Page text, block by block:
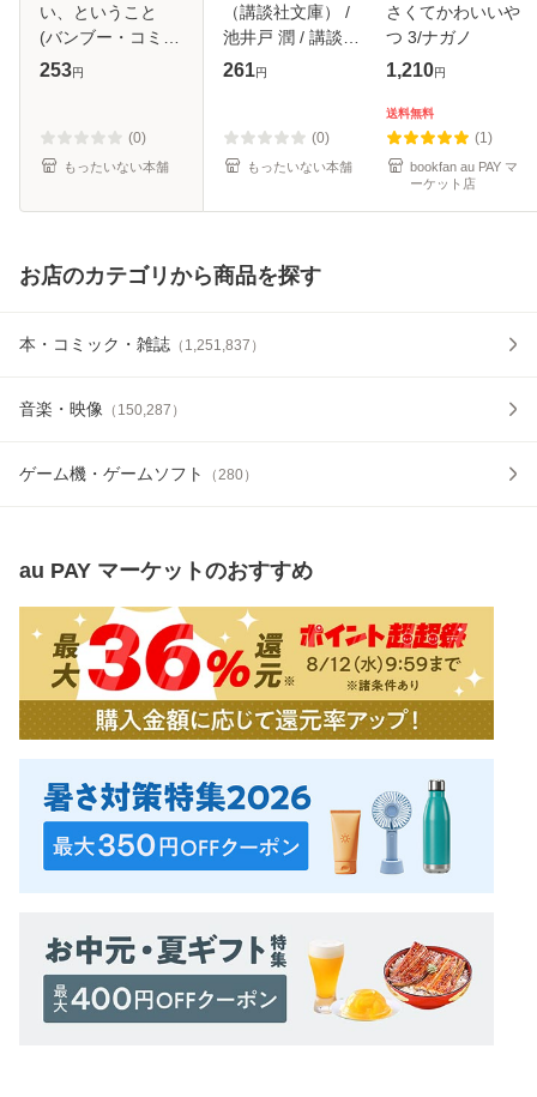
い、ということ
(バンブー・コミッ
クス) / 高崎 ぼすこ
料】
253円
(0)
もったいない本舗
（講談社文庫） /
池井戸 潤 / 講談社
[文庫]【メール便送
261円
(0)
もったいない本舗
さくてかわいいや
つ 3/ナガノ
1,210円
送料無料
(1)
bookfan au PAY マ
ーケット店
お店のカテゴリから商品を探す
本・コミック・雑誌 （ 1,251,837 ）
音楽・映像 （ 150,287 ）
ゲーム機・ゲームソフト （280）
au PAY マーケットのおすすめ